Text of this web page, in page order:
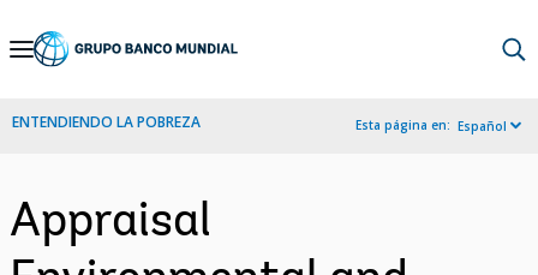
Skip
Navigation
ENTENDIENDO LA POBREZA Esta página en: Español
Appraisal